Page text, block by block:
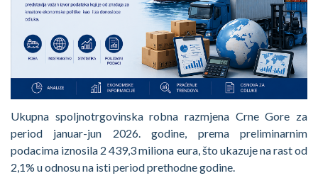
Ukupna spoljnotrgovinska robna razmjena Crne Gore za
period januar-jun 2026. godine, prema preliminarnim
podacima iznosila 2 439,3 miliona eura, što ukazuje na rast od
2,1% u odnosu na isti period prethodne godine.